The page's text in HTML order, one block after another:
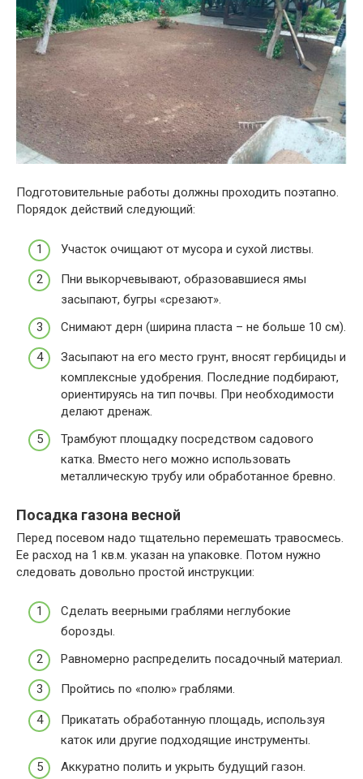
Подготовительные работы должны проходить поэтапно.
Порядок действий следующий:
Участок очищают от мусора и сухой листвы.
Пни выкорчевывают, образовавшиеся ямы
засыпают, бугры «срезают».
Снимают дерн (ширина пласта – не больше 10 см).
Засыпают на его место грунт, вносят гербициды и
комплексные удобрения. Последние подбирают,
ориентируясь на тип почвы. При необходимости
делают дренаж.
Трамбуют площадку посредством садового
катка. Вместо него можно использовать
металлическую трубу или обработанное бревно.
Посадка газона весной
Перед посевом надо тщательно перемешать травосмесь.
Ее расход на 1 кв.м. указан на упаковке. Потом нужно
следовать довольно простой инструкции:
Сделать веерными граблями неглубокие
борозды.
Равномерно распределить посадочный материал.
Пройтись по «полю» граблями.
Прикатать обработанную площадь, используя
каток или другие подходящие инструменты.
Аккуратно полить и укрыть будущий газон.